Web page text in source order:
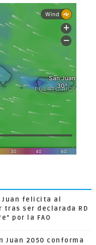
Juan felicita al
tras ser declarada RD
por la FAO
Juan 2050 conforma